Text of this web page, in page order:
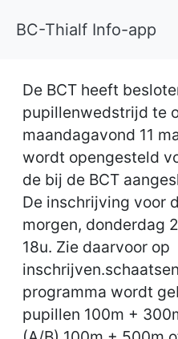
BC-Thialf Info-app
De BCT heeft
pupillenwedstrijd te
maandagavond 11
wordt opengesteld
de bij de BCT
De inschrijving voor
morgen, donderdag
18u. Zie daarvoor op
programma wordt
pupillen 100m +